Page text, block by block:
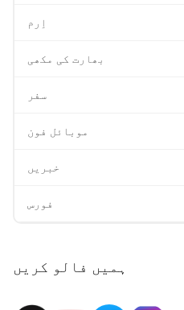
اِرم
بھارت کی مکھی
سفر
موبائل فون
خبریں
فورس
ہمیں فالو کریں